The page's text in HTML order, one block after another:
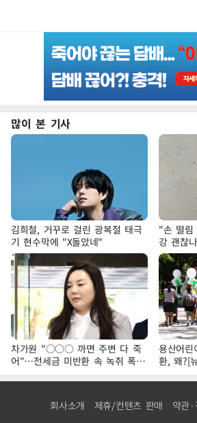
많이 본 기사
김희철, 거꾸로 걸린 광복절 태극
기 현수막에 "X돌았네"
"손 떨
강 괜찮
차가원 "○○○ 까면 주변 다 죽
어"…전세금 미반환 속 녹취 폭로
파장
용산어
환, 왜?[
회사소개 제휴/컨텐츠 판매 약관